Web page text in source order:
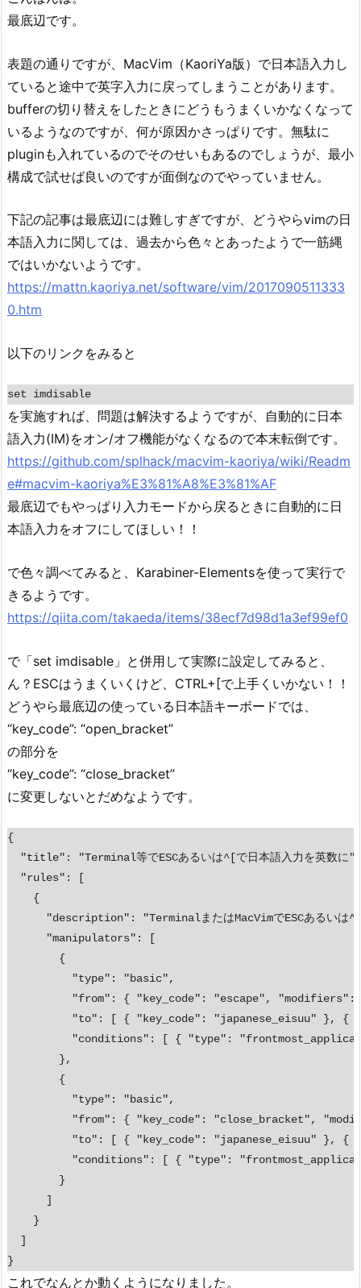
最底辺です。
表題の通りですが、MacVim（KaoriYa版）で日本語入力し
ていると途中で英字入力に戻ってしまうことがあります。
bufferの切り替えをしたときにどうもうまくいかなくなって
いるようなのですが、何が原因かさっぱりです。無駄に
pluginも入れているのでそのせいもあるのでしょうが、最小
構成で試せば良いのですが面倒なのでやっていません。
下記の記事は最底辺には難しすぎですが、どうやらvimの日
本語入力に関しては、過去から色々とあったようで一筋縄
ではいかないようです。
https://mattn.kaoriya.net/software/vim/2017090511333
0.htm
以下のリンクをみると
set imdisable
を実施すれば、問題は解決するようですが、自動的に日本
語入力(IM)をオン/オフ機能がなくなるので本末転倒です。
https://github.com/splhack/macvim-kaoriya/wiki/Readm
e#macvim-kaoriya%E3%81%A8%E3%81%AF
最底辺でもやっぱり入力モードから戻るときに自動的に日
本語入力をオフにしてほしい！！
で色々調べてみると、Karabiner-Elementsを使って実行で
きるようです。
https://qiita.com/takaeda/items/38ecf7d98d1a3ef99ef0
で「set imdisable」と併用して実際に設定してみると、
ん？ESCはうまくいくけど、CTRL+[で上手くいかない！！
どうやら最底辺の使っている日本語キーボードでは、
“key_code”: “open_bracket”
の部分を
“key_code”: “close_bracket”
に変更しないとだめなようです。
{
  "title": "Terminal等でESCあるいは^[で日本語入力を英数に",
  "rules": [
    {
"description": "TerminalまたはMacVimでESCあるいは^[
      "manipulators": [
        {
          "type": "basic",
"from": { "key_code": "escape",
"to": [ { "key_code": "japanese_eisuu" }, {
"conditions": [ { "type":
        },
        {
          "type": "basic",
"from": { "key_code": "close_bracket",
"to": [ { "key_code": "japanese_eisuu" }, {
"conditions": [ { "type":
        }
      ]
    }
  ]
これでなんとか動くようになりました。